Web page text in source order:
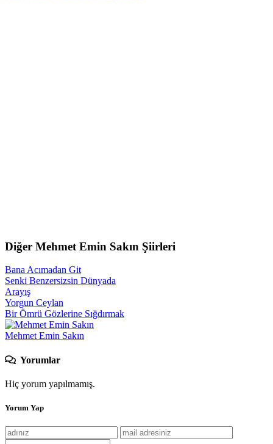
Diğer Mehmet Emin Sakın Şiirleri
Bana Acımadan Git
Senki Benzersizsin Dünyada
Arayış
Yorgun Ceylan
Bir Ömrü Gözlerine Sığdırmak
Mehmet Emin Sakın
Yorumlar
Hiç yorum yapılmamış.
Yorum Yap